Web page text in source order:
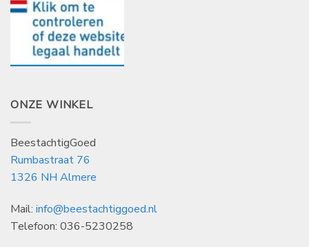
ONZE WINKEL
BeestachtigGoed
Rumbastraat 76
1326 NH Almere
Mail: info@beestachtiggoed.nl
Telefoon: 036-5230258